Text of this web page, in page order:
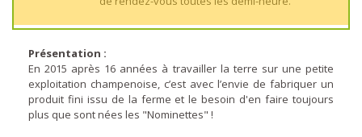
Présentation :
En 2015 après 16 années à travailler la terre sur une petite
exploitation champenoise, c’est avec l’envie de fabriquer un
produit fini issu de la ferme et le besoin d'en faire toujours
plus que sont nées les "Nominettes" !